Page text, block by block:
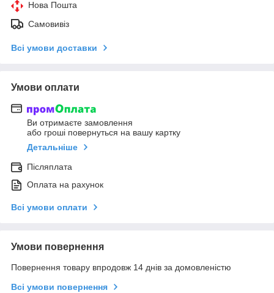
Нова Пошта
Самовивіз
Всі умови доставки
Умови оплати
Ви отримаєте замовлення
або гроші повернуться на вашу картку
Детальніше
Післяплата
Оплата на рахунок
Всі умови оплати
Умови повернення
Повернення товару впродовж 14 днів за домовленістю
Всі умови повернення